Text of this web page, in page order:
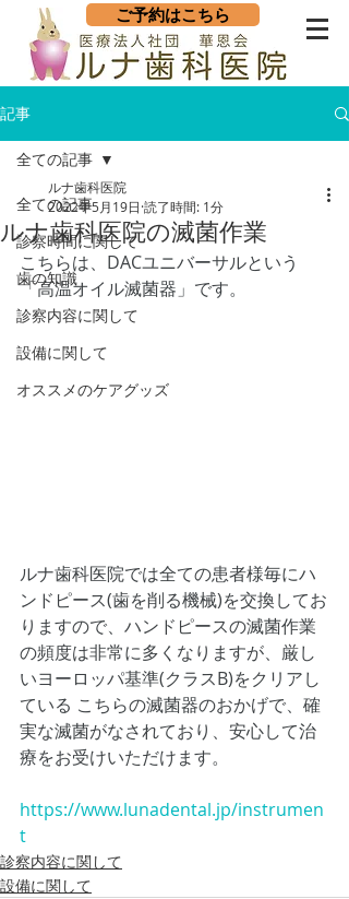
ご予約はこちら
記事
全ての記事
診察時間に関して
歯の知識
診察内容に関して
設備に関して
オススメのケアグッズ
全ての記事
ルナ歯科医院の滅菌作業
ルナ歯科医院
2022年5月19日 読了時間: 1分
こちらは、DACユニバーサルという
「高温オイル滅菌器」です。
ルナ歯科医院では全ての患者様毎にハ
ンドピース(歯を削る機械)を交換してお
りますので、ハンドピースの滅菌作業
の頻度は非常に多くなりますが、厳し
いヨーロッパ基準(クラスB)をクリアし
ている こちらの滅菌器のおかげで、確
実な滅菌がなされており、安心して治
療をお受けいただけます。
https://www.lunadental.jp/instrumen
t
診察内容に関して
設備に関して